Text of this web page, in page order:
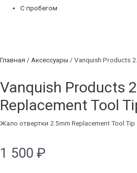
С пробегом
Главная / Аксессуары / Vanquish Products
Vanquish Products
Replacement Tool
Жало отвертки 2.5mm Replacement Tool Tip
1 500 ₽